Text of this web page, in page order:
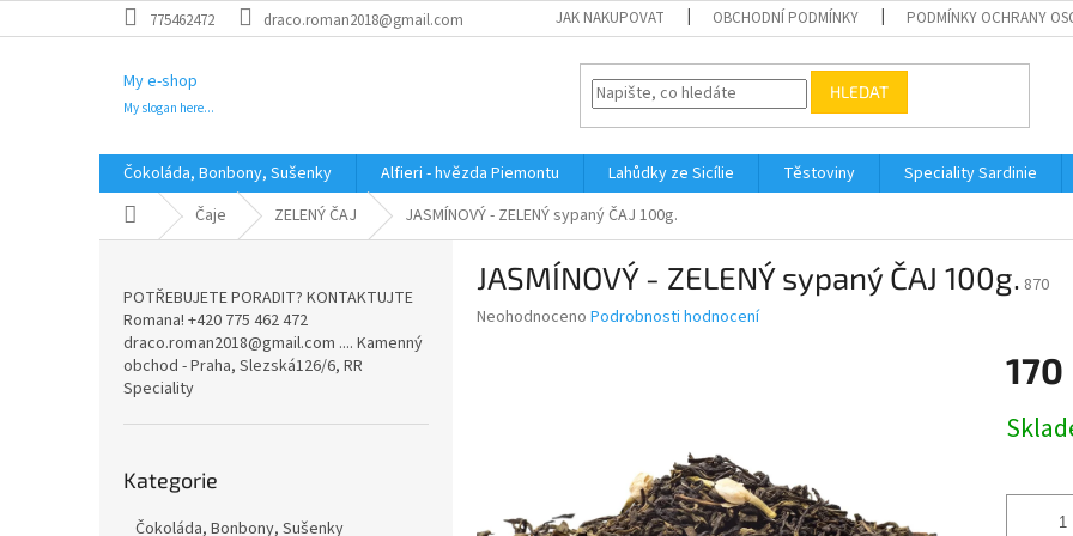
na
775462472 draco.roman2018@gmail.com JAK NAKUPOVAT OBCHODNÍ PODMÍNKY PODMÍNKY OCHRANY
My e-shop
My slogan here...
HLEDAT
Čokoláda, Bonbony, Sušenky Alfieri - hvězda Piemontu Lahůdky ze Sicílie Těstoviny Speciality Sardinie
Domů Čaje ZELENÝ ČAJ JASMÍNOVÝ - ZELENÝ sypaný ČAJ 100g.
POTŘEBUJETE PORADIT? KONTAKTUJTE
Romana! +420 775 462 472
draco.roman2018@gmail.com .... Kamenný
obchod - Praha, Slezská126/6, RR
Speciality
kategorie
Kategorie
Čokoláda, Bonbony, Sušenky
JASMÍNOVÝ - ZELENÝ sypaný ČAJ 100g. 870
Průměrné
Neohodnoceno Podrobnosti hodnocení
170
cena: